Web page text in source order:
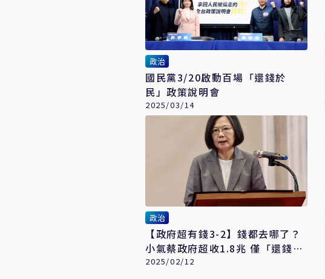
政治
國民黨3/20啟動百場「還錢於
民」政策說明會
2025/03/14
政治
【政府超有錢3-2】錢都去哪了？
小氣蔡政府超收1.8兆 僅「還錢於
民」3千億元
2025/02/12